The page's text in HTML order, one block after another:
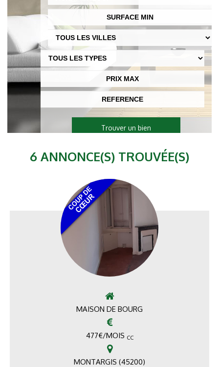
SERVICE VENTE
SERVICES PROPRIÉTAIRES
NOS PARTENAIRES
NOS AVANTAGES
CONTACT
Trouver un bien
6 ANNONCE(S) TROUVÉE(S)
MAISON DE BOURG
477€/MOIS CC
MONTARGIS (45200)